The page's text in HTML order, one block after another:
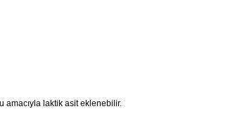
amacıyla laktik asit eklenebilir.